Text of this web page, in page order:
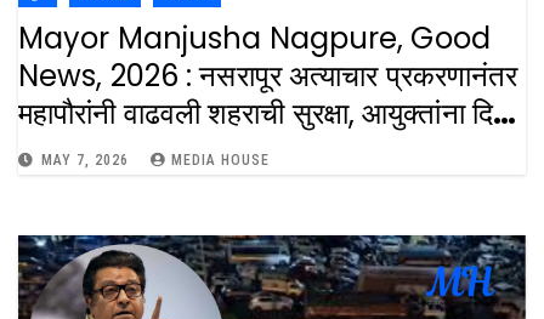
Mayor Manjusha Nagpure, Good
News, 2026 : नसरापूर अत्याचार प्रकरणानंतर
महापौरांनी वाढवली शहराची सुरक्षा, आयुक्तांना दिले
‘हे’ आदेश : Mayor Manjusha Nagpure
To The Pune Municipal
Commissioner
MAY 7, 2026 MEDIA HOUSE